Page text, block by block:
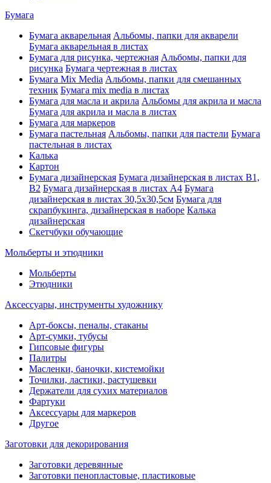
Бумага
Бумага акварельная Альбомы, папки для акварели
Бумага акварельная в листах
Бумага для рисунка, чертежная Альбомы, папки для
рисунка Бумага чертежная в листах
Бумага Mix Media Альбомы, папки для смешанных
техник Бумага mix media в листах
Бумага для масла и акрила Альбомы для акрила и масла
Бумага для акрила и масла в листах
Бумага для маркеров
Бумага пастельная Альбомы, папки для пастели Бумага
пастельная в листах
Калька
Картон
Бумага дизайнерская Бумага дизайнерская в листах В1,
В2 Бумага дизайнерская в листах А4 Бумага
дизайнерская в листах 30,5х30,5см Бумага для
скрапбукинга, дизайнерская в наборе Калька
дизайнерская
Скетчбуки обучающие
Мольберты и этюдники
Мольберты
Этюдники
Аксессуары, инструменты художнику
Арт-боксы, пеналы, стаканы
Арт-сумки, тубусы
Гипсовые фигуры
Палитры
Масленки, баночки, кистемойки
Точилки, ластики, растушевки
Держатели для сухих материалов
Фартуки
Аксессуары для маркеров
Другое
Заготовки для декорирования
Заготовки деревянные
Заготовки пенопластовые, пластиковые